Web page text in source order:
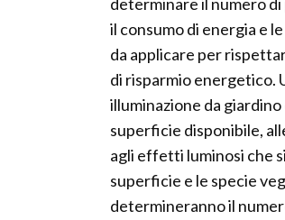
il consumo di energia e
da applicare per
di risparmio energetico.
illuminazione da
superficie disponibile,
agli effetti luminosi che
superficie e le specie
determineranno il